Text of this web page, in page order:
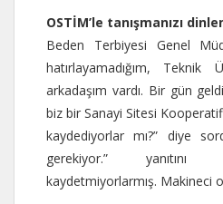
OSTİM’le tanışmanızı
Beden Terbiyesi Genel
hatırlayamadığım,
arkadaşım vardı. Bir gün
biz bir Sanayi Sitesi
kaydediyorlar mı?” diye
gerekiyor.” yanıtını
kaydetmiyorlarmış. Makineci